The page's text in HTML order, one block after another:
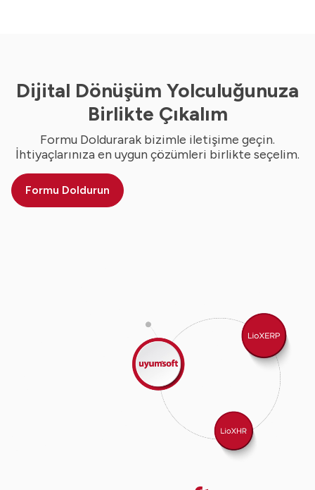
Dijital Dönüşüm Yolculuğunuza
Birlikte Çıkalım
Formu Doldurarak bizimle iletişime geçin.
İhtiyaçlarınıza en uygun çözümleri birlikte seçelim.
Formu Doldurun